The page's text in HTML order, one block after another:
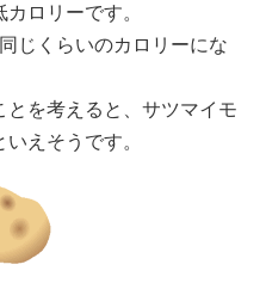
ロリーです。
じくらいのカロリーにな
を考えると、サツマイモ
えそうです。